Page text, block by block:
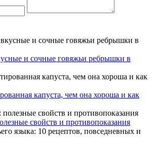
и сочные говяжьи ребрышки в
капуста, чем она хороша и как
свойств и противопоказания